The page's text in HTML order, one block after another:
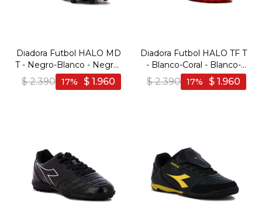
Diadora Futbol HALO MD
T - Negro-Blanco - Negro-
Blanco
$ 2.390 $ 1.960
17
Diadora Futbol HALO TF T
- Blanco-Coral - Blanco-
Coral
$ 2.390 $ 1.960
17